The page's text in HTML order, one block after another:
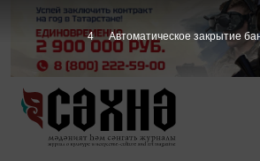
3 Автоматическое закрытие